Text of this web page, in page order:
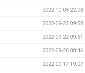
2022-10-03 22:08
2022-09-22 09:58
2022-09-22 09:51
2022-09-20 08:46
2022-09-17 19:07